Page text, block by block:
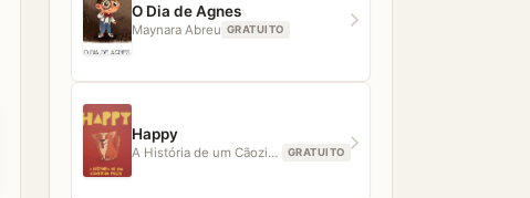
O Dia de Agnes
Maynara Abreu GRATUITO
Happy
A História de um Cãozinho Feliz GRATUITO